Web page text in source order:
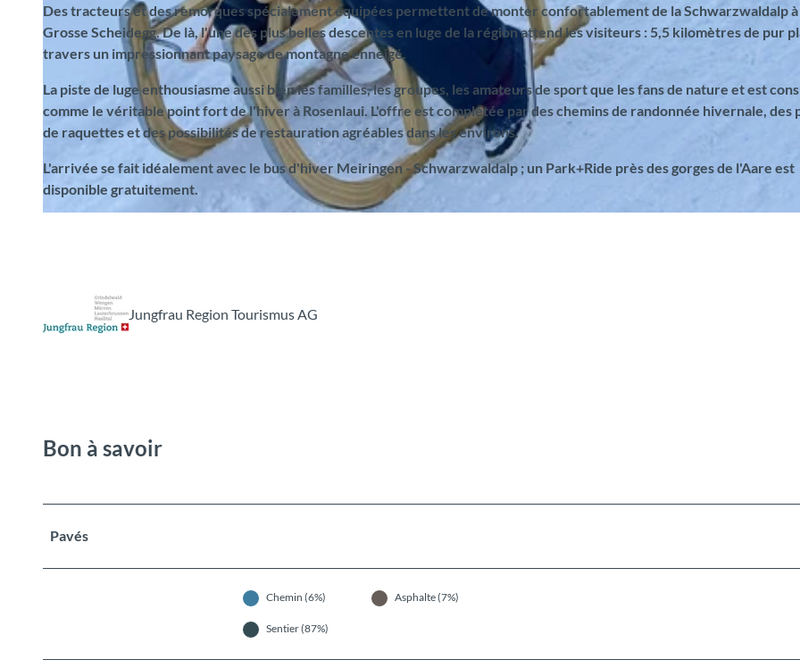
Des tracteurs et des remorques spécialement équipées permettent de monter confortablement de la Schwarzwaldalp à
Grosse Scheidegg. De là, l'une des plus belles descentes en luge de la région attend les visiteurs : 5,5 kilomètres de pur
travers un impressionnant paysage de montagne enneigé.
La piste de luge enthousiasme aussi bien les familles, les groupes, les amateurs de sport que les fans de nature et est
comme le véritable point fort de l'hiver à Rosenlaui. L'offre est complétée par des chemins de randonnée hivernale, des
de raquettes et des possibilités de restauration agréables dans les environs.
L'arrivée se fait idéalement avec le bus d'hiver Meiringen - Schwarzwaldalp ; un Park+Ride près des gorges de l'Aare est
disponible gratuitement.
Jungfrau Region Tourismus AG
Bon à savoir
Pavés
Chemin (6%) Asphalte (7%)
Sentier (87%)